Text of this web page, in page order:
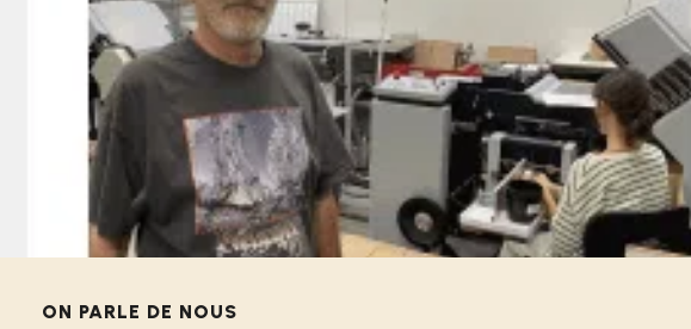
ON PARLE DE NOUS